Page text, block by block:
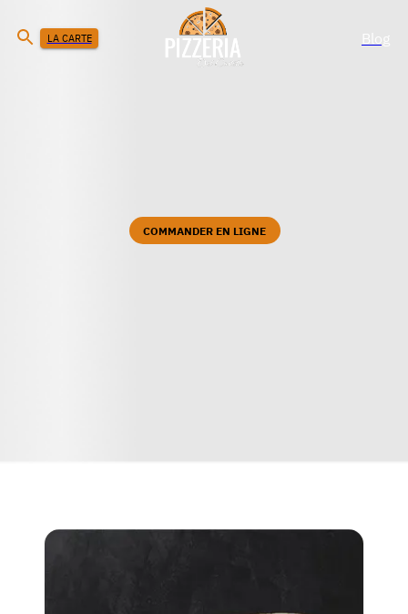
LA CARTE Blog
COMMANDER EN LIGNE